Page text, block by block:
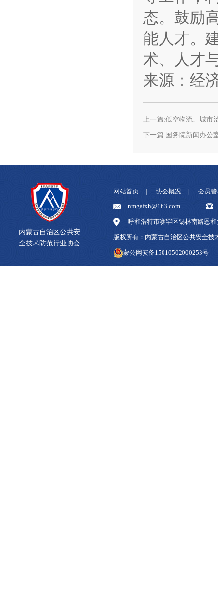
态。鼓励
能人才。
术、人才
来源：经
上一篇:低空物流、城市
下一篇:国务院新闻办公
内蒙古自治区公共安
全技术防范行业协会
网站首页 协会概况
会员管
nmgafxh@163.com
呼和浩特市赛罕区锡林南路恩和
版权所有：内蒙古自治区公共安
蒙公网安备15010502000253号